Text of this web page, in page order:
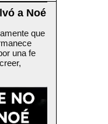
a Noé
que
una fe